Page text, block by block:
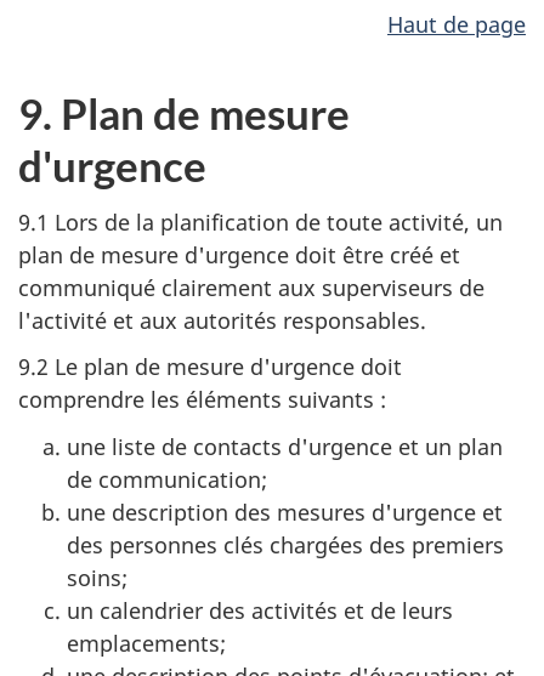
Haut de page
9. Plan de mesure
d'urgence
9.1 Lors de la planification de toute activité, un
plan de mesure d'urgence doit être créé et
communiqué clairement aux superviseurs de
l'activité et aux autorités responsables.
9.2 Le plan de mesure d'urgence doit
comprendre les éléments suivants :
une liste de contacts d'urgence et un plan
de communication;
une description des mesures d'urgence et
des personnes clés chargées des premiers
soins;
un calendrier des activités et de leurs
emplacements;